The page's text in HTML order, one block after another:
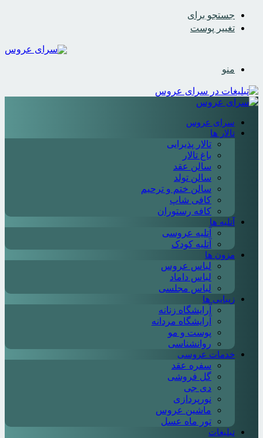
جستجو برای
تغییر پوست
منو
سرای عروس
تالار ها
تالار پذیرایی
باغ تالار
سالن عقد
سالن تولد
سالن ختم و ترحیم
کافی شاپ
کافه رستوران
آتلیه ها
آتلیه عروسی
آتلیه کودک
مزون ها
لباس عروس
لباس داماد
لباس مجلسی
زیبایی ها
آرایشگاه زنانه
آرایشگاه مردانه
پوست و مو
روانشناسی
خدمات عروسی
سفره عقد
گل فروشی
دی جی
نورپردازی
ماشین عروس
تور ماه عسل
تبلیغات